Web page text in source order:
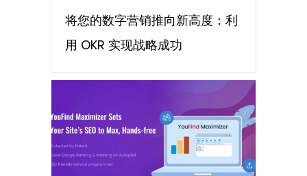
将您的数字营销推向新高度：利
用 OKR 实现战略成功